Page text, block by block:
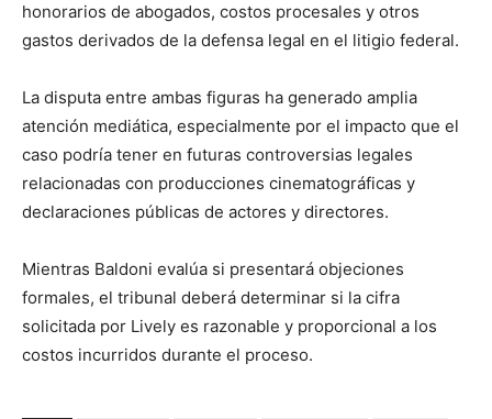
honorarios de abogados, costos procesales y otros
gastos derivados de la defensa legal en el litigio federal.
La disputa entre ambas figuras ha generado amplia
atención mediática, especialmente por el impacto que el
caso podría tener en futuras controversias legales
relacionadas con producciones cinematográficas y
declaraciones públicas de actores y directores.
Mientras Baldoni evalúa si presentará objeciones
formales, el tribunal deberá determinar si la cifra
solicitada por Lively es razonable y proporcional a los
costos incurridos durante el proceso.